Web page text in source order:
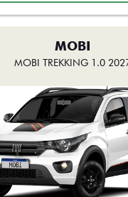
MOBI
MOBI TREKKING 1.0